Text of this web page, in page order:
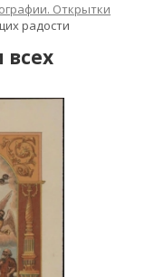
Открытки
радости